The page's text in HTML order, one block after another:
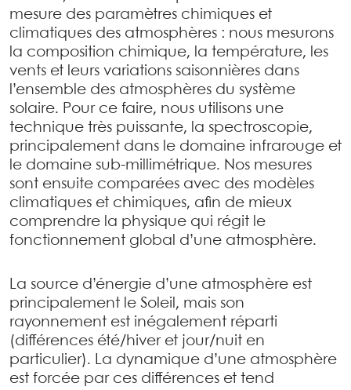
mesure des paramètres chimiques et
climatiques des atmosphères : nous mesurons
la composition chimique, la température, les
vents et leurs variations saisonnières dans
l’ensemble des atmosphères du système
solaire. Pour ce faire, nous utilisons une
technique très puissante, la spectroscopie,
principalement dans le domaine infrarouge et
le domaine sub-millimétrique. Nos mesures
sont ensuite comparées avec des modèles
climatiques et chimiques, afin de mieux
comprendre la physique qui régit le
fonctionnement global d’une atmosphère.
La source d’énergie d’une atmosphère est
principalement le Soleil, mais son
rayonnement est inégalement réparti
(différences été/hiver et jour/nuit en
particulier). La dynamique d’une atmosphère
est forcée par ces différences et tend